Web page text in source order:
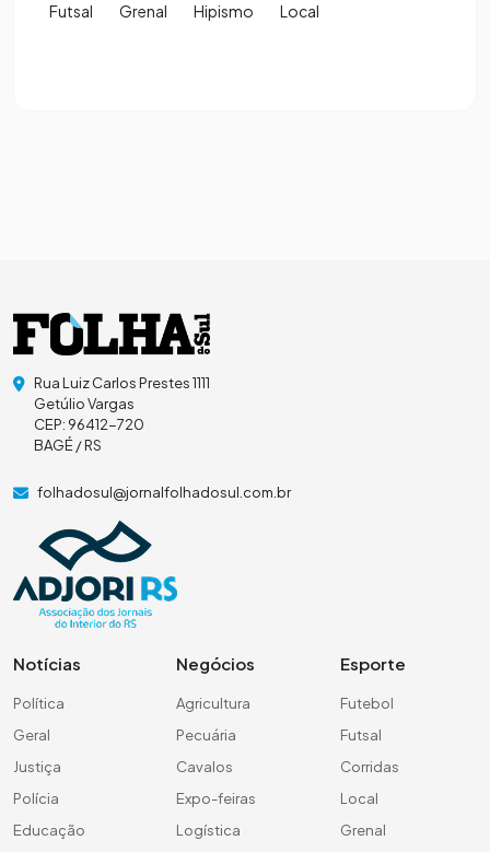
Futsal Grenal Hipismo Local
Rua Luiz Carlos Prestes 1111
Getúlio Vargas
CEP: 96412-720
BAGÉ / RS
folhadosul@jornalfolhadosul.com.br
Notícias
Política
Geral
Justiça
Polícia
Educação
Negócios
Agricultura
Pecuária
Cavalos
Expo-feiras
Logística
Esporte
Futebol
Futsal
Corridas
Local
Grenal